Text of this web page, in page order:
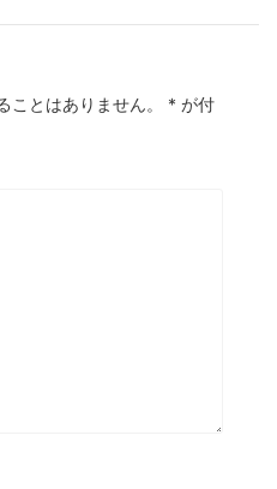
ことはありません。 * が付